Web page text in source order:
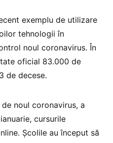
exemplu de utilizare
tehnologii în
noul coronavirus. În
oficial 83.000 de
de decese.
noul coronavirus, a
cursurile
Școlile au început să